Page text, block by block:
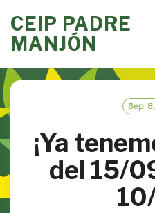
to
content
CEIP PADRE
MANJÓN
Sep
¡Ya
del 15/